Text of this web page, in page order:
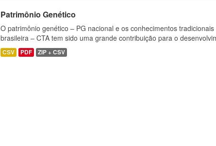
Patrimônio Genético
O patrimônio genético – PG nacional e os conhecimentos
brasileira – CTA tem sido uma grande contribuição para o
CSV PDF ZIP + CSV